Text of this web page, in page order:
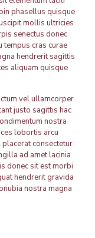
phasellus quisque
mollis ultricies
senectus donec
tempus cras curae
hendrerit sagittis
aliquam quisque
vel ullamcorper
justo sagittis hac
nostra
lobortis arcu
consectetur
ad amet lacinia
donec sit est morbi
hendrerit gravida
nostra magna